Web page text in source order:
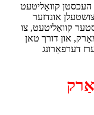
העכסטן קוואַליטעט
אונדזער
קוואַליטעט, צו
און דורך טאן